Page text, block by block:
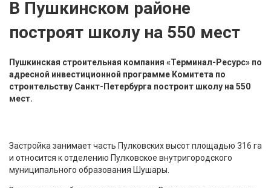
В Пушкинском районе
построят школу на 550 мест
Пушкинская строительная компания «Терминал-Ресурс» по
адресной инвестиционной программе Комитета по
строительству Санкт-Петербурга построит школу на 550
мест.
Застройка занимает часть Пулковских высот площадью 316 га
и относится к отделению Пулковское внутригородского
муниципального образования Шушары.